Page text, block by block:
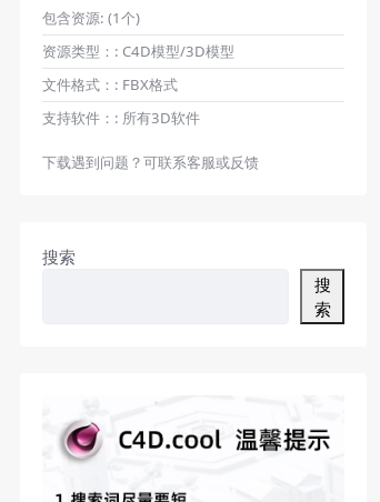
包含资源: (1个)
资源类型：: C4D模型/3D模型
文件格式：: FBX格式
支持软件：: 所有3D软件
下载遇到问题？可联系客服或反馈
搜索
搜
索